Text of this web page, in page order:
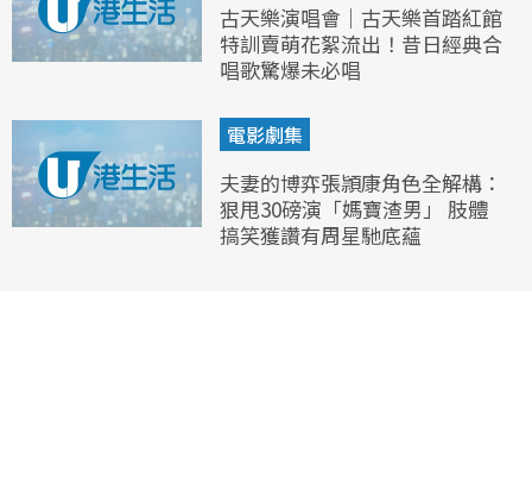
古天樂演唱會｜古天樂首踏紅館
特訓賣萌花絮流出！昔日經典合
唱歌驚爆未必唱
電影劇集
夫妻的博弈張頴康角色全解構：
狠甩30磅演「媽寶渣男」 肢體
搞笑獲讚有周星馳底蘊